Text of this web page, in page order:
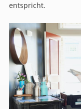
entspricht.